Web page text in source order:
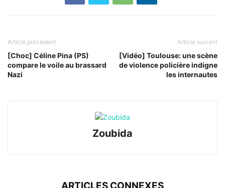
Article précédent
[Choc] Céline Pina (PS)
compare le voile au brassard
Nazi
Article suivant
[Vidéo] Toulouse: une scène
de violence policière indigne
les internautes
Zoubida